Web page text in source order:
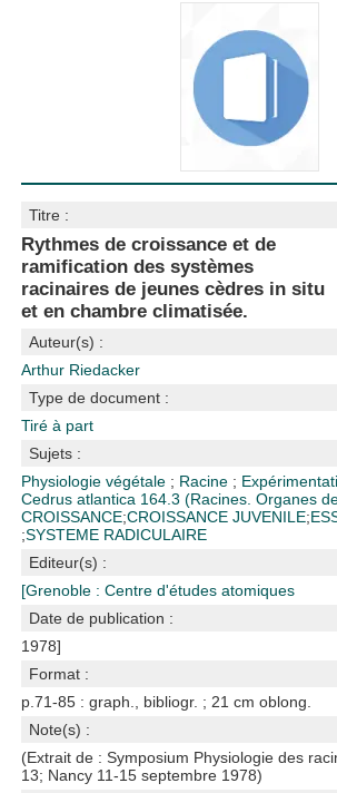
Titre :
Rythmes de croissance et de
ramification des systèmes
racinaires de jeunes cèdres in situ
et en chambre climatisée.
Auteur(s) :
Arthur Riedacker
Type de document :
Tiré à part
Sujets :
Physiologie végétale ; Racine ;
Cedrus atlantica 164.3 (Racines. Organes
CROISSANCE;CROISSANCE JUVENILE;
;SYSTEME RADICULAIRE
Editeur(s) :
[Grenoble : Centre d'études atomiques
Date de publication :
1978]
Format :
p.71-85 : graph., bibliogr. ; 21 cm oblong.
Note(s) :
(Extrait de : Symposium Physiologie des
13; Nancy 11-15 septembre 1978)